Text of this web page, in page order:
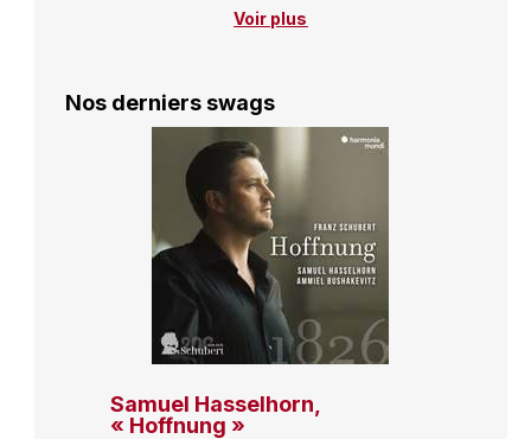
Voir plus
Nos derniers swags
Samuel Hasselhorn,
« Hoffnung »